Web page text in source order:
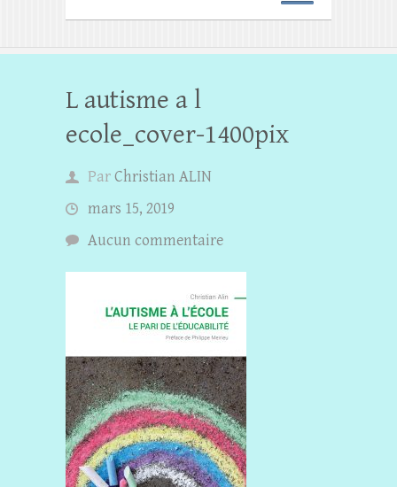
L autisme a l
ecole_cover-1400pix
ParChristian ALIN
mars 15, 2019
Aucun commentaire